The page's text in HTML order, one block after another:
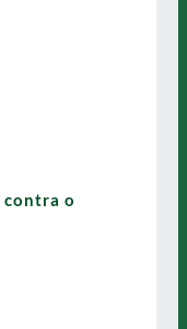
contra o